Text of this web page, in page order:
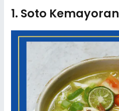
1. Soto Kemayoran